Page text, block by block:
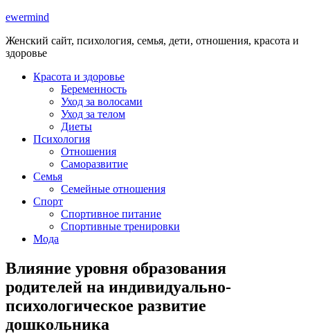
ewermind
Женский сайт, психология, семья, дети, отношения, красота и
здоровье
Красота и здоровье
Беременность
Уход за волосами
Уход за телом
Диеты
Психология
Отношения
Саморазвитие
Семья
Семейные отношения
Спорт
Спортивное питание
Спортивные тренировки
Мода
Влияние уровня образования
родителей на индивидуально-
психологическое развитие
дошкольника